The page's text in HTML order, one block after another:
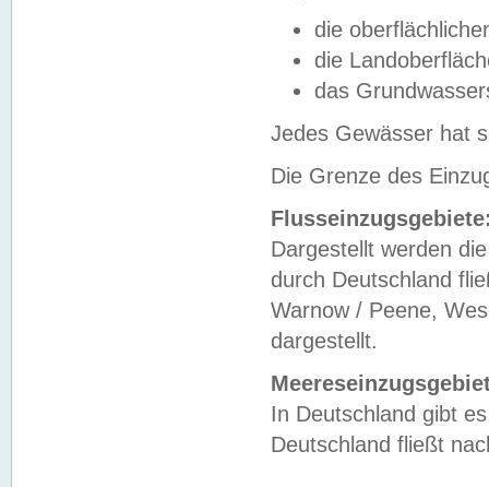
die
die
das
Jedes Gewässer hat
Die Grenze des
Dargestellt werden
durch Deutschland
Warnow / Peene,
dargestellt.
In Deutschland gibt
Deutschland fließt